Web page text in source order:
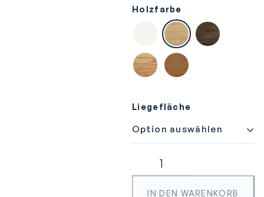
Holzfarbe
Buche weiss deckend, lackiert
Eiche bright, geölt
Nussbaum,
Wildbuche natur, geölt
Wildeiche natur, geölt
Liegefläche
IN DEN WARENKORB